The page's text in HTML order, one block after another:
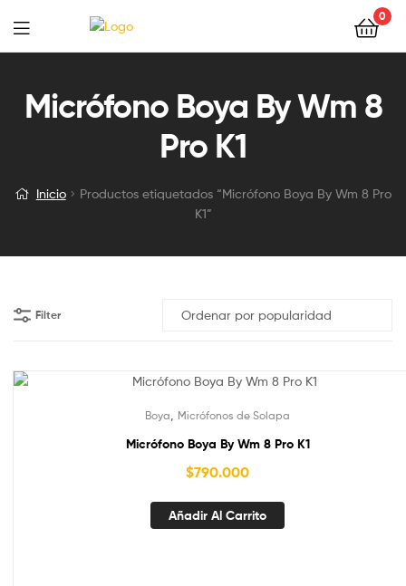
0
Micrófono Boya By Wm 8
Pro K1
Inicio
Productos etiquetados “Micrófono Boya By Wm 8 Pro
K1”
Filter
Boya Micrófonos de Solapa
Micrófono Boya By Wm 8 Pro K1
$790.000
Añadir Al Carrito